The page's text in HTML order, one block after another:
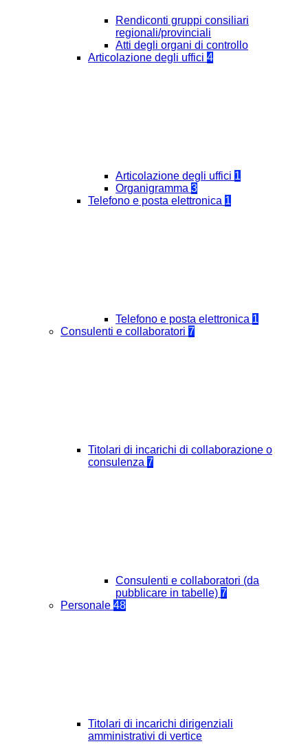
Rendiconti gruppi consiliari
regionali/provinciali
Atti degli organi di controllo
Articolazione degli uffici 4
Articolazione degli uffici 1
Organigramma 3
Telefono e posta elettronica 1
Telefono e posta elettronica 1
Consulenti e collaboratori 7
Titolari di incarichi di collaborazione o
consulenza 7
Consulenti e collaboratori (da
pubblicare in tabelle) 7
Personale 48
Titolari di incarichi dirigenziali
amministrativi di vertice